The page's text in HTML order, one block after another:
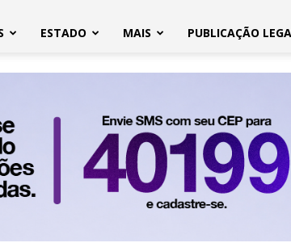
SC
ESTADO MAIS PUBLICAÇÃO